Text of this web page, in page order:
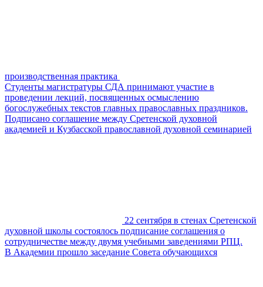
производственная практика
Студенты магистратуры СДА принимают участие в
проведении лекций, посвященных осмыслению
богослужебных текстов главных православных праздников.
Подписано соглашение между Сретенской духовной
академией и Кузбасской православной духовной семинарией
22 сентября в стенах Сретенской
духовной школы состоялось подписание соглашения о
сотрудничестве между двумя учебными заведениями РПЦ.
В Академии прошло заседание Совета обучающихся